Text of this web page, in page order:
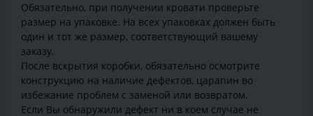
Обязательно, при получении кровати проверьте
размер на упаковке. На всех упаковках должен быть
один и тот же размер, соответствующий вашему
заказу.
После вскрытия коробки, обязательно осмотрите
конструкцию на наличие дефектов, царапин во
избежание проблем с заменой или возвратом.
Если Вы обнаружили дефект ни в коем случае не